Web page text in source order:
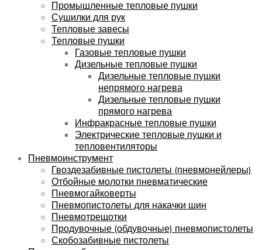
Промышленные тепловые пушки
Сушилки для рук
Тепловые завесы
Тепловые пушки
Газовые тепловые пушки
Дизельные тепловые пушки
Дизельные тепловые пушки
непрямого нагрева
Дизельные тепловые пушки
прямого нагрева
Инфракрасные тепловые пушки
Электрические тепловые пушки и
тепловентиляторы
Пневмоинструмент
Гвоздезабивные пистолеты (пневмонейлеры)
Отбойные молотки пневматические
Пневмогайковерты
Пневмопистолеты для накачки шин
Пневмотрещотки
Продувочные (обдувочные) пневмопистолеты
Скобозабивные пистолеты